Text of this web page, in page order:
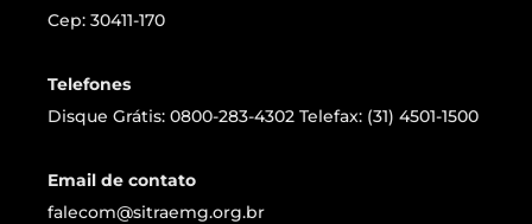
Cep: 30411-170
Telefones
Disque Grátis: 0800-283-4302 Telefax: (31) 4501-1500
Email de contato
falecom@sitraemg.org.br